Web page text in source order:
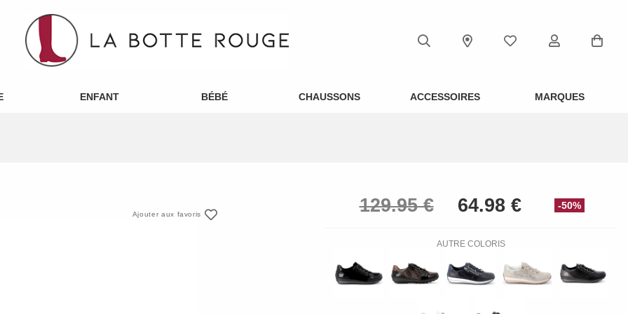
ENFANT BÉBÉ CHAUSSONS ACCESSOIRES MARQUES
Ajouter aux favoris
-50%
AUTRE COLORIS